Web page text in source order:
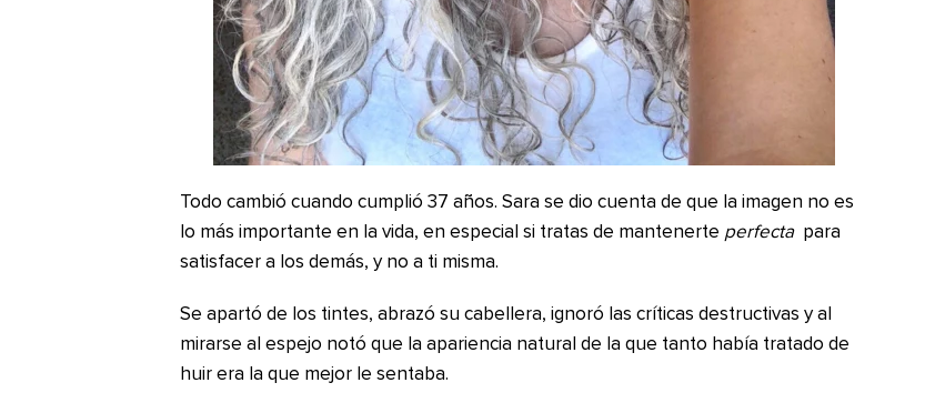
Todo cambió cuando cumplió 37 años. Sara se dio cuenta de que la imagen no es
lo más importante en la vida, en especial si tratas de mantenerte perfecta para
satisfacer a los demás, y no a ti misma.
Se apartó de los tintes, abrazó su cabellera, ignoró las críticas destructivas y al
mirarse al espejo notó que la apariencia natural de la que tanto había tratado de
huir era la que mejor le sentaba.